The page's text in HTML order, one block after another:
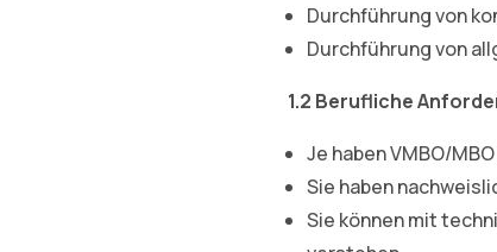
Durchführung von
Durchführung von
1.2 Berufliche
Je haben VMBO/
Sie haben
Sie können mit